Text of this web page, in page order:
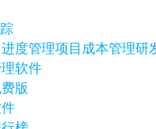
度管理项目成本管理研
软件
版